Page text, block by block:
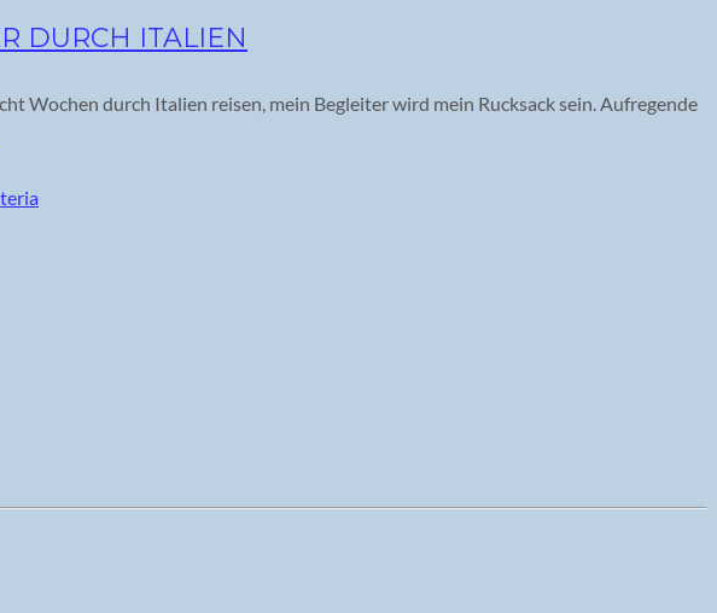
DURCH ITALIEN
Wochen durch Italien reisen, mein Begleiter wird mein Rucksack sein. Aufregende